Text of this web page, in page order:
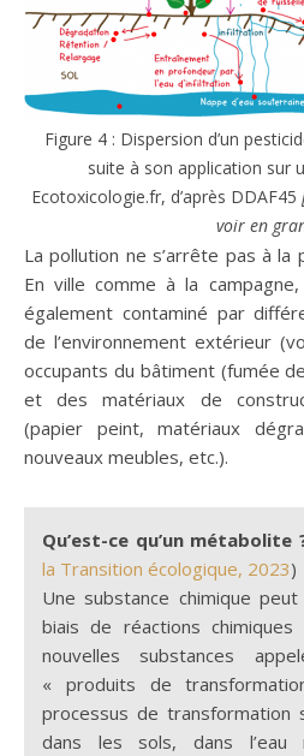
Figure 4 : Dispersion d’un
suite à son application sur
Ecotoxicologie.fr, d’après DDAF45
voir en
La pollution ne s’arrête pas à
En ville comme à la
également contaminé par
de l’environnement extérieur
occupants du bâtiment (fumée
et des matériaux de
(papier peint, matériaux
nouveaux meubles, etc.).
Qu’est-ce qu’un métabolite
la Transition écologique, 2023)
Une substance chimique
biais de réactions
nouvelles substances
« produits de
processus de transformation
dans les sols, dans l’eau